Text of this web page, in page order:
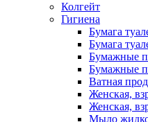
Колгейт
Гигиена
Бумага
Бумага
Бумажные
Бумажные
Ватная
Женская,
Женская,
Мыло